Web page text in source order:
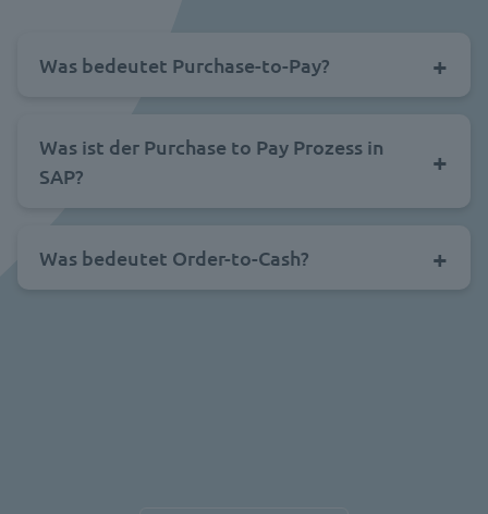
Was bedeutet Purchase-to-Pay?
Was ist der Purchase to Pay Prozess in
SAP?
Was bedeutet Order-to-Cash?